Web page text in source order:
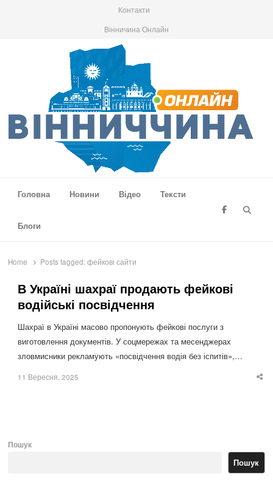
Контакти
Вінничина Онлайн
Головна
Новини Відео Тексти
Блоги
Home Posts tagged:фейкові сайти
В Україні шахраї продають фейкові
водійські посвідчення
Шахраї в Україні масово пропонують фейкові послуги з
виготовлення документів. У соцмережах та месенджерах
зловмисники рекламують «посвідчення водія без іспитів»,…
11 Вересня, 2025
Пошук
Пошук